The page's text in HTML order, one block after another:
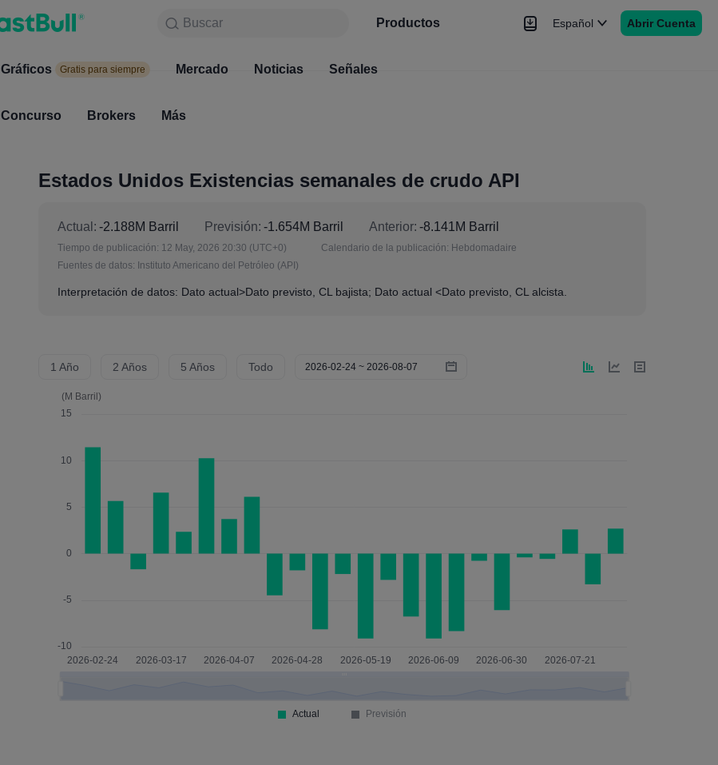
Buscar Productos
Gráficos Gratis para siempre Mercado Noticias
Español Abrir Cuenta
Buscar
Productos
Gráficos Gratis para siempre Mercado Noticias Señales
Concurso Brokers Más
Estados Unidos Existencias semanales de crudo API
Actual: -2.188M Barril Previsión: -1.654M Barril Anterior: -8.141M Barril
Tiempo de publicación: 12 May, 2026 20:30 (UTC+0) Calendario de la publicación: Hebdomadaire
Fuentes de datos: Instituto Americano del Petróleo (API)
Interpretación de datos: Dato actual>Dato previsto, CL bajista; Dato actual <Dato previsto, CL alcista.
1 Año 2 Años 5 Años Todo